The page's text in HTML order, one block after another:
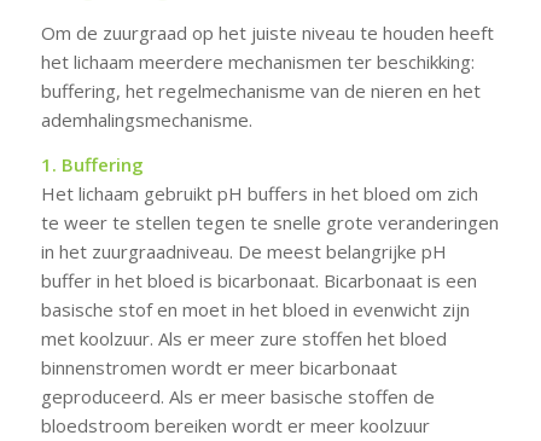
Om de zuurgraad op het juiste niveau te houden heeft
het lichaam meerdere mechanismen ter beschikking:
buffering, het regelmechanisme van de nieren en het
ademhalingsmechanisme.
1. Buffering
Het lichaam gebruikt pH buffers in het bloed om zich
te weer te stellen tegen te snelle grote veranderingen
in het zuurgraadniveau. De meest belangrijke pH
buffer in het bloed is bicarbonaat. Bicarbonaat is een
basische stof en moet in het bloed in evenwicht zijn
met koolzuur. Als er meer zure stoffen het bloed
binnenstromen wordt er meer bicarbonaat
geproduceerd. Als er meer basische stoffen de
bloedstroom bereiken wordt er meer koolzuur